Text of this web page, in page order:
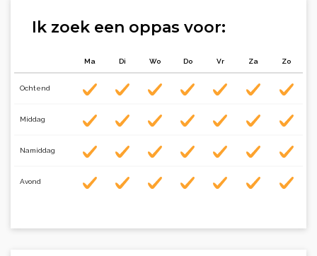
Ik zoek een oppas voor:
Ma Di Wo Do Vr Za Zo
Ochtend
Middag
Namiddag
Avond